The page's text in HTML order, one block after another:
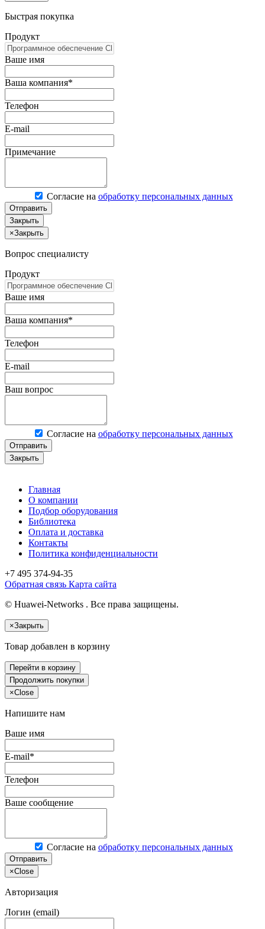
Быстрая покупка
Продукт
Ваше имя
Ваша компания*
Телефон
E-mail
Примечание
Согласие на обработку персональных данных
Отправить
Закрыть
×Закрыть
Вопрос специалисту
Продукт
Ваше имя
Ваша компания*
Телефон
E-mail
Ваш вопрос
Согласие на обработку персональных данных
Отправить
Закрыть
Главная
О компании
Подбор оборудования
Библиотека
Оплата и доставка
Контакты
Политика конфиденциальности
+7 495 374-94-35
Обратная связь Карта сайта
© Huawei-Networks . Все права защищены.
×Закрыть
Товар добавлен в корзину
Перейти в корзину
Продолжить покупки
×Close
Напишите нам
Ваше имя
E-mail*
Телефон
Ваше сообщение
Согласие на обработку персональных данных
Отправить
×Close
Авторизация
Логин (email)